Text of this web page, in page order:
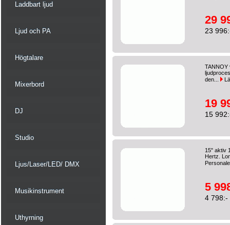
Laddbart ljud
Ljud och PA
Högtalare
Mixerbord
DJ
Studio
Ljus/Laser/LED/ DMX
Musikinstrument
Uthyrning
29
23
TANNOY
den...
19
15
15" aktiv
Hertz.
5
4 798:-